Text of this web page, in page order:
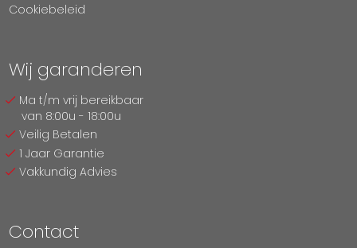
Cookiebeleid
Wij garanderen
Ma t/m vrij bereikbaar
van 8:00u - 18:00u
Veilig Betalen
1 Jaar Garantie
Vakkundig Advies
Contact